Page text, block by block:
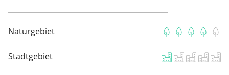
Naturgebiet
Stadtgebiet